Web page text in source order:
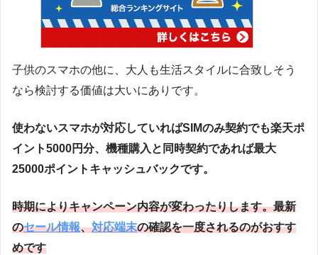
子供のスマホの他に、大人も生活スタイルに合致しそう
なら検討する価値は大いにありです。
使わないスマホが対応していればSIMのみ契約でも楽天ポ
イント5000円分、機種購入と同時契約であれば最大
25000ポイントキャッシュバックです。
時期によりキャンペーン内容が変わったりします。最新
のセール情報、対応端末の確認を一度されるのがおすす
めです